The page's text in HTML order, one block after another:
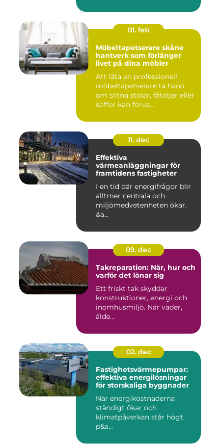
01. feb
Möbeltapetserare skåne
hantverk som förlänger
livet på dina möbler
Att låta en professionell
möbeltapetserare ta hand
om slitna stolar, fåtöljer eller
soffor kan förva...
11. dec
Effektiva
värmeanläggningar för
framtidens fastigheter
I en tid där energifrågor blir
alltmer centrala och
miljömedvetenheten ökar,
&a...
09. dec
Takreparation: När, hur och
varför det lönar sig
Ett friskt tak skyddar
konstruktioner, energi och
inomhusmiljö. När väder,
ålde...
02. dec
Fastighetsvärmepumpar:
effektiva energilösningar
för storskaliga byggnader
När energikostnaderna
ständigt ökar och
klimatpåverkan står högt
p&a...